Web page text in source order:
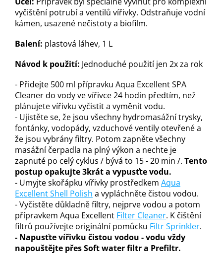
vyčištění potrubí a ventilů vířivky. Odstraňuje vodní
kámen, usazené nečistoty a biofilm.
Balení: plastová láhev, 1 L
Návod k použití: Jednoduché použití jen 2x za rok
- Přidejte 500 ml přípravku Aqua Excellent SPA
Cleaner do vody ve vířivce 24 hodin předtím, než
plánujete vířivku vyčistit a vyměnit vodu.
- Ujistěte se, že jsou všechny hydromasážní trysky,
fontánky, vodopády, vzduchové ventily otevřené a
že jsou vybrány filtry. Potom zapněte všechny
masážní čerpadla na plný výkon a nechte je
zapnuté po celý cyklus / bývá to 15 - 20 min /. Tento
postup opakujte 3krát a vypusťte vodu.
- Umyjte skořápku vířivky prostředkem Aqua
Excellent Shell Polish a vypláchněte čistou vodou.
- Vyčistěte důkladně filtry, nejprve vodou a potom
přípravkem Aqua Excellent Filter Cleaner. K čištění
filtrů používejte originální pomůcku Filtr Sprinkler.
- Napusťte vířivku čistou vodou - vodu vždy
napouštějte přes Soft water filtr a Prefiltr.